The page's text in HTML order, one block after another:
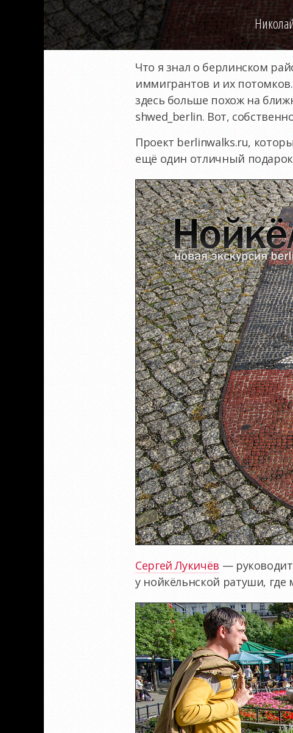
Что я знал о берлинском
иммигрантов и их
здесь больше похож на
shwed_berlin. Вот,
Проект berlinwalks.ru,
ещё один отличный
Сергей Лукичёв —
у нойкёльнской ратуши,